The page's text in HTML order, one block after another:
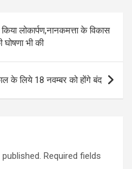
लोकार्पण,नानकमत्ता के विकास
घोषणा भी की
के लिये 18 नवम्बर को होंगे बंद
Required fields